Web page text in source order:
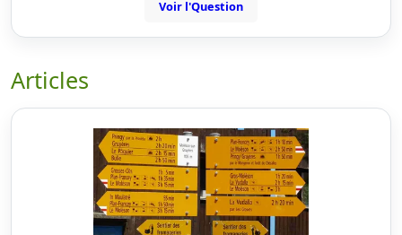
Voir l'Question
Articles